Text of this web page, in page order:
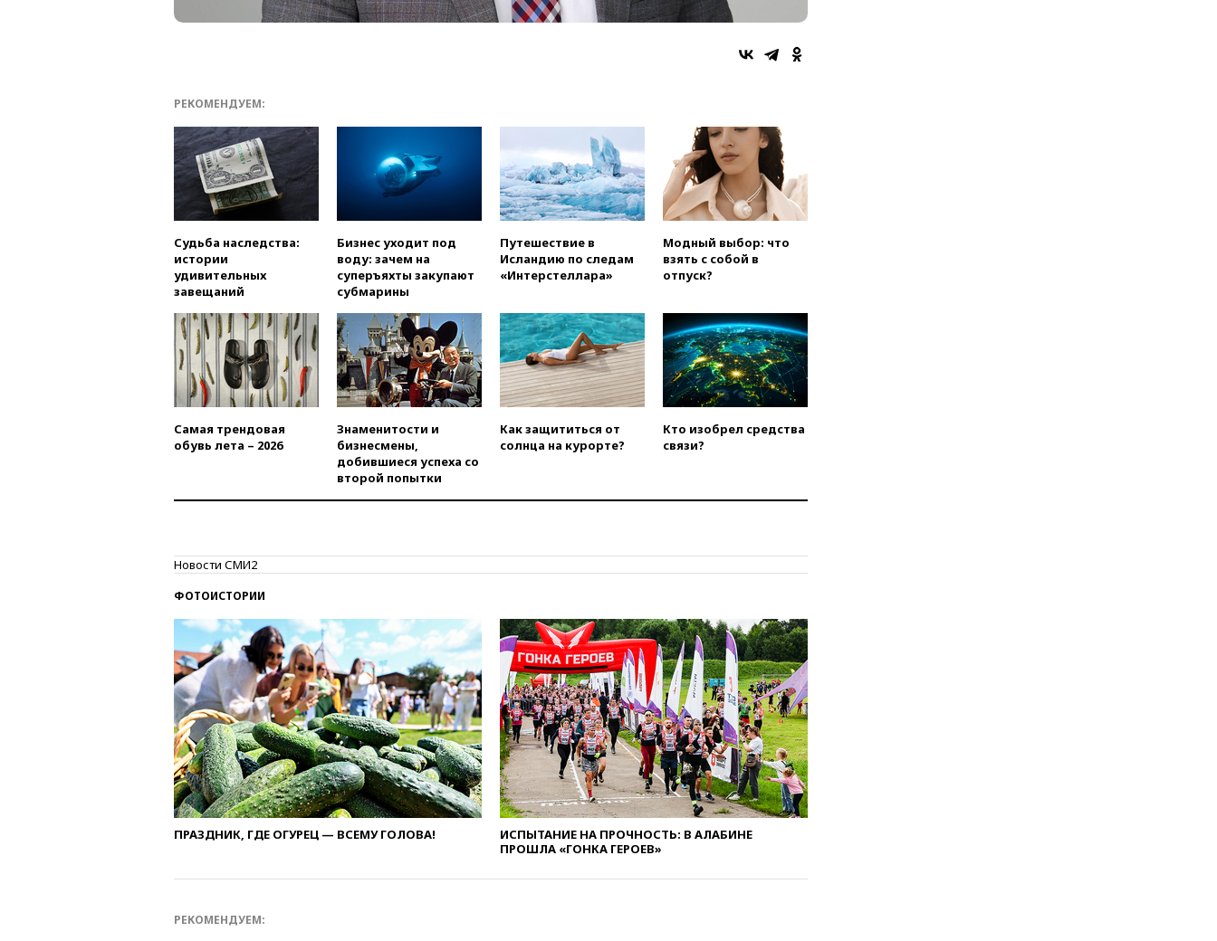
РЕКОМЕНДУЕМ:
Судьба наследства:
истории
удивительных
завещаний
Бизнес уходит под
воду: зачем на
суперъяхты закупают
субмарины
Путешествие в
Исландию по следам
«Интерстеллара»
Модный выбор: что
взять с собой в
отпуск?
Самая трендовая
обувь лета – 2026
Знаменитости и
бизнесмены,
добившиеся успеха со
второй попытки
Как защититься от
солнца на курорте?
Кто изобрел средства
связи?
Новости СМИ2
ФОТОИСТОРИИ
ПРАЗДНИК, ГДЕ ОГУРЕЦ — ВСЕМУ ГОЛОВА!
ИСПЫТАНИЕ НА ПРОЧНОСТЬ: В АЛАБИНЕ
ПРОШЛА «ГОНКА ГЕРОЕВ»
РЕКОМЕНДУЕМ: